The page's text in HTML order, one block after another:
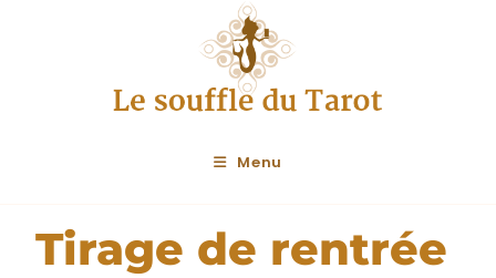
Menu
Tirage de rentrée